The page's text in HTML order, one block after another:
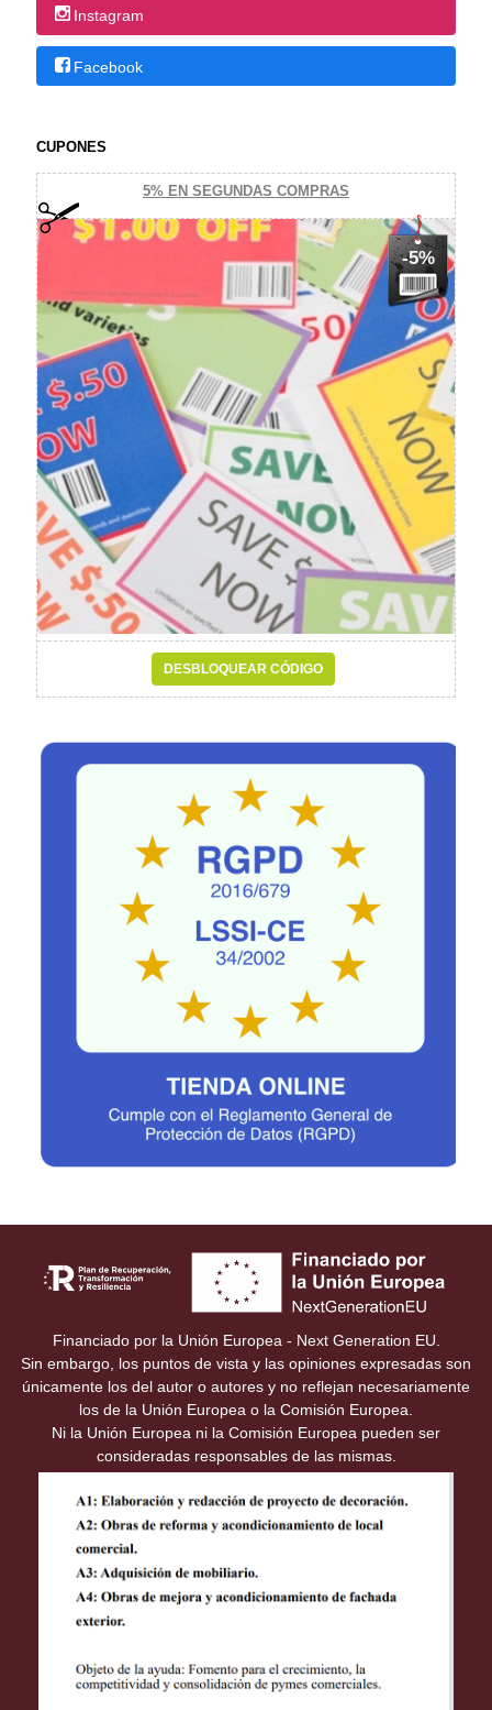
Instagram
Facebook
CUPONES
5% EN SEGUNDAS COMPRAS
-5%
Financiado por la Unión Europea - Next Generation EU.
Sin embargo, los puntos de vista y las opiniones expresadas son
únicamente los del autor o autores y no reflejan necesariamente
los de la Unión Europea o la Comisión Europea.
Ni la Unión Europea ni la Comisión Europea pueden ser
consideradas responsables de las mismas.